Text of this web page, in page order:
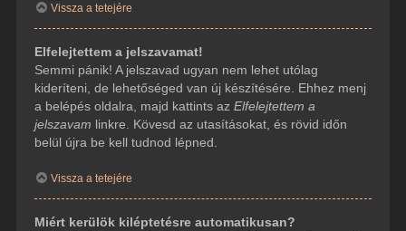
Vissza a tetejére
Elfelejtettem a jelszavamat!
Semmi pánik! A jelszavad ugyan nem lehet utólag
kideríteni, de lehetőséged van új készítésére. Ehhez menj
a belépés oldalra, majd kattints az Elfelejtettem a
jelszavam linkre. Kövesd az utasításokat, és rövid időn
belül újra be kell tudnod lépned.
Vissza a tetejére
Miért kerülök kiléptetésre automatikusan?